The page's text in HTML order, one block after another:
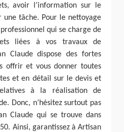
avoir l’information sur le
tâche. Pour le nettoyage
qui se charge de
liées à vos travaux de
Claude dispose des fortes
offrir et vous donner toutes
et en détail sur le devis et
à la réalisation de
Donc, n’hésitez surtout pas
Claude qui se trouve dans
Ainsi, garantissez à Artisan